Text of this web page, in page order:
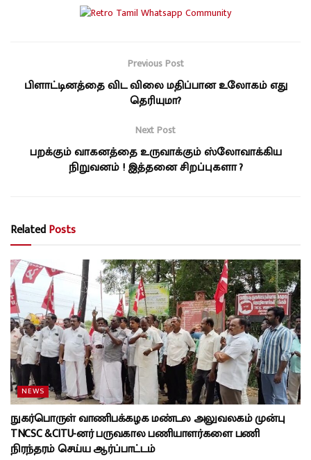
Previous Post
பிளாட்டினத்தை விட விலை மதிப்பான உலோகம் எது
தெரியுமா?
Next Post
பறக்கும் வாகனத்தை உருவாக்கும் ஸ்லோவாக்கிய
நிறுவனம் ! இத்தனை சிறப்புகளா ?
RelatedPosts
NEWS
நுகர்பொருள் வாணிபக்கழக மண்டல அலுவலகம் முன்பு
TNCSC &CITU-னர் பருவகால பணியாளர்களை பணி
நிரந்தரம் செய்ய ஆர்ப்பாட்டம்